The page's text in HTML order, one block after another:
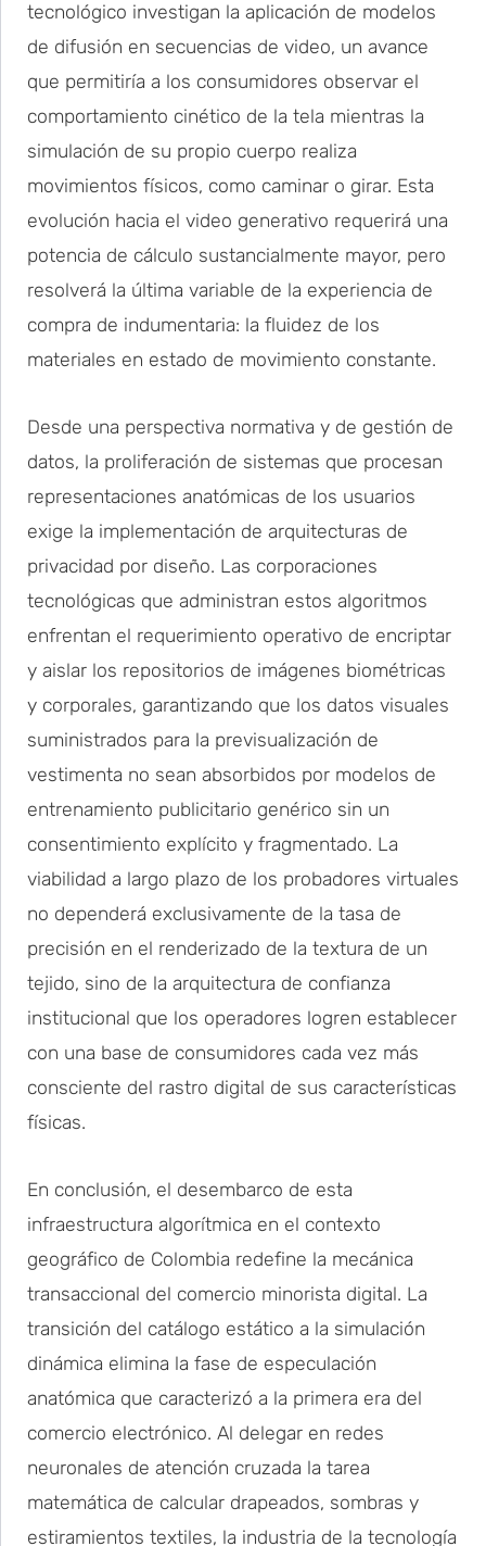
tecnológico investigan la aplicación de modelos
de difusión en secuencias de video, un avance
que permitiría a los consumidores observar el
comportamiento cinético de la tela mientras la
simulación de su propio cuerpo realiza
movimientos físicos, como caminar o girar. Esta
evolución hacia el video generativo requerirá una
potencia de cálculo sustancialmente mayor, pero
resolverá la última variable de la experiencia de
compra de indumentaria: la fluidez de los
materiales en estado de movimiento constante.
Desde una perspectiva normativa y de gestión de
datos, la proliferación de sistemas que procesan
representaciones anatómicas de los usuarios
exige la implementación de arquitecturas de
privacidad por diseño. Las corporaciones
tecnológicas que administran estos algoritmos
enfrentan el requerimiento operativo de encriptar
y aislar los repositorios de imágenes biométricas
y corporales, garantizando que los datos visuales
suministrados para la previsualización de
vestimenta no sean absorbidos por modelos de
entrenamiento publicitario genérico sin un
consentimiento explícito y fragmentado. La
viabilidad a largo plazo de los probadores virtuales
no dependerá exclusivamente de la tasa de
precisión en el renderizado de la textura de un
tejido, sino de la arquitectura de confianza
institucional que los operadores logren establecer
con una base de consumidores cada vez más
consciente del rastro digital de sus características
físicas.
En conclusión, el desembarco de esta
infraestructura algorítmica en el contexto
geográfico de Colombia redefine la mecánica
transaccional del comercio minorista digital. La
transición del catálogo estático a la simulación
dinámica elimina la fase de especulación
anatómica que caracterizó a la primera era del
comercio electrónico. Al delegar en redes
neuronales de atención cruzada la tarea
matemática de calcular drapeados, sombras y
estiramientos textiles, la industria de la tecnología